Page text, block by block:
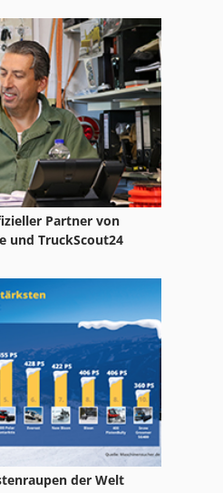
Partner von
und TruckScout24
der Welt